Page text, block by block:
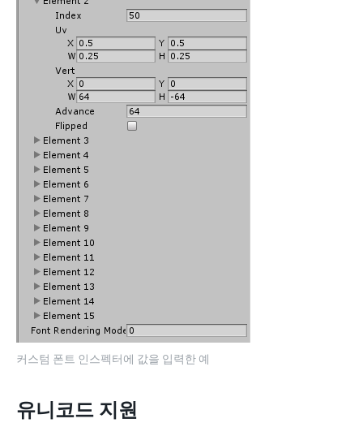
커스텀 폰트 인스펙터에 값을 입력한 예
유니코드 지원